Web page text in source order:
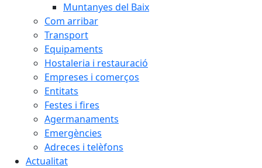
Muntanyes del Baix
Com arribar
Transport
Equipaments
Hostaleria i restauració
Empreses i comerços
Entitats
Festes i fires
Agermanaments
Emergències
Adreces i telèfons
Actualitat